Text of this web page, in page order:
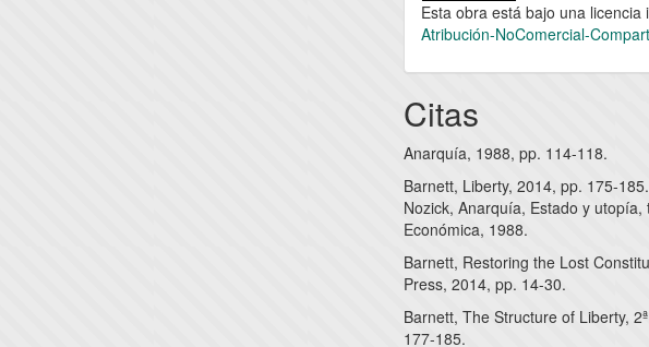
Esta obra está bajo una
Atribución-NoComercial-
Citas
Anarquía, 1988, pp. 114-118.
Barnett, Liberty, 2014, pp. 175-
Nozick, Anarquía, Estado y
Económica, 1988.
Barnett, Restoring the Lost
Press, 2014, pp. 14-30.
Barnett, The Structure of Liberty,
177-185.